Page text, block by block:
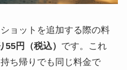
ョットを追加する際の料
55円（税込） です。これ
ち帰りでも同じ料金で